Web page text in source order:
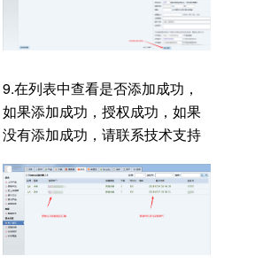
9.在列表中查看是否添加成功，
如果添加成功，授权成功，如果
没有添加成功，请联系技术支持